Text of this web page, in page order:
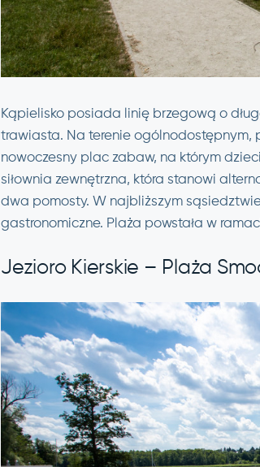
Kąpielisko posiada linię brzegową o
trawiasta. Na terenie ogólnodostępnym,
nowoczesny plac zabaw, na którym
siłownia zewnętrzna, która stanowi
dwa pomosty. W najbliższym
gastronomiczne. Plaża powstała w
Jezioro Kierskie – Plaża